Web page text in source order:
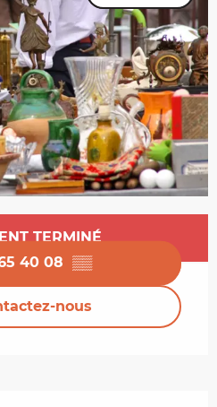
TERMINÉ
40 08 ▒▒
nous